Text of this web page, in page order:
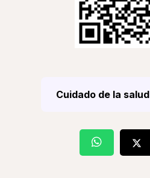
Cuidado de la salud